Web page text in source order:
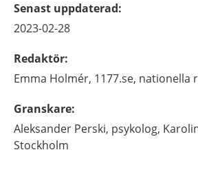
Senast uppdaterad:
2023-02-28
Redaktör:
Emma Holmér, 1177.se, nationella
Granskare:
Aleksander Perski, psykolog,
Stockholm